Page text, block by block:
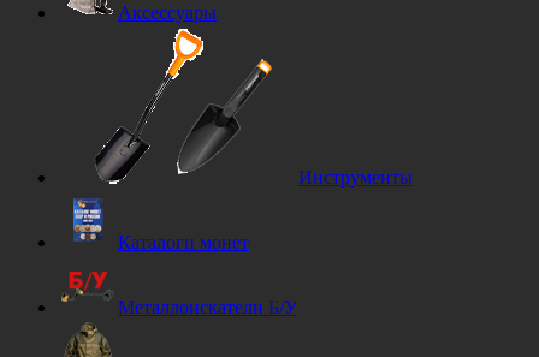
Аксессуары
Инструменты
Каталоги монет
Металлоискатели Б/У